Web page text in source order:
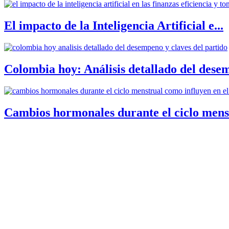
El impacto de la Inteligencia Artificial e...
Colombia hoy: Análisis detallado del
Cambios hormonales durante el ciclo